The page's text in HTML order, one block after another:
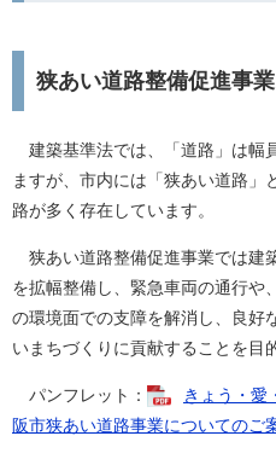
狭あい道路整備促進事
建築基準法では、「道路」は幅
ますが、市内には「狭あい道路」
路が多く存在しています。
狭あい道路整備促進事業では建
を拡幅整備し、緊急車両の通行や
の環境面での支障を解消し、良好
いまちづくりに貢献することを目
パンフレット：
きょう・
阪市狭あい道路事業についてのご